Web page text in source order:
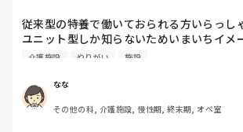
従来型の特養で働いておられる方いらっし
ユニット型しか知らないためいまいちイメ
が、従来型の場合入居者さんは日中どこで
従来型ならではのメリットを感じることが
たいです🙇‍♀️
介護施設 やりがい 施設
なな
その他の科, 介護施設, 慢性期, 終末期, オペ室